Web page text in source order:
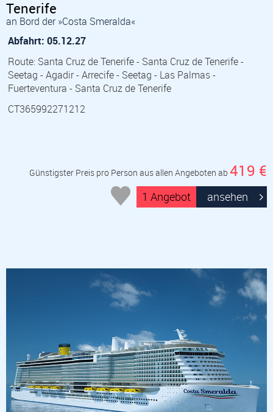
Tenerife
an Bord der »Costa Smeralda«
Abfahrt: 05.12.27
Route: Santa Cruz de Tenerife - Santa Cruz de Tenerife -
Seetag - Agadir - Arrecife - Seetag - Las Palmas -
Fuerteventura - Santa Cruz de Tenerife
CT365992271212
Günstigster Preis pro Person aus allen Angeboten ab 419 €
1 Angebot ansehen